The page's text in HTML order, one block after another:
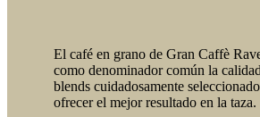
El café en grano de Gran Caffè
como denominador común la
blends cuidadosamente
ofrecer el mejor resultado en la taza.